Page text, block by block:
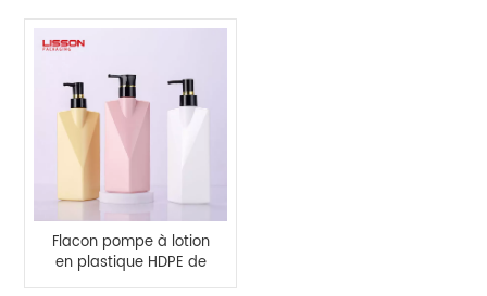
Flacon pompe à lotion
en plastique HDPE de
360 ml